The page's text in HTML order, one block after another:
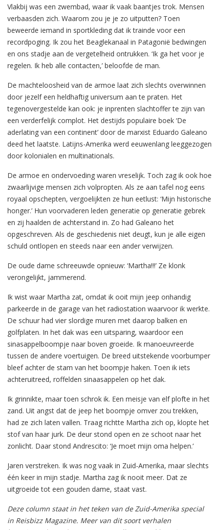
Vlakbij was een zwembad, waar ik vaak baantjes trok. Mensen
verbaasden zich. Waarom zou je je zo uitputten? Toen
beweerde iemand in sportkleding dat ik trainde voor een
recordpoging. Ik zou het Beaglekanaal in Patagonië bedwingen
en ons stadje aan de vergetelheid ontrukken. ‘Ik ga het voor je
regelen. Ik heb alle contacten,’ beloofde de man.
De machteloosheid van de armoe laat zich slechts overwinnen
door jezelf een heldhaftig universum aan te praten. Het
tegenovergestelde kan ook: je inprenten slachtoffer te zijn van
een verderfelijk complot. Het destijds populaire boek ‘De
aderlating van een continent’ door de marxist Eduardo Galeano
deed het laatste. Latijns-Amerika werd eeuwenlang leeggezogen
door kolonialen en multinationals.
De armoe en ondervoeding waren vreselijk. Toch zag ik ook hoe
zwaarlijvige mensen zich volpropten. Als ze aan tafel nog eens
royaal opschepten, vergoelijkten ze hun eetlust: ‘Mijn historische
honger.’ Hun voorvaderen leden generatie op generatie gebrek
en zij haalden de achterstand in. Zo had Galeano het
opgeschreven. Als de geschiedenis niet deugt, kun je alle eigen
schuld ontlopen en steeds naar een ander verwijzen.
De oude dame schreeuwde opnieuw: ‘Martha!!!’ Ze klonk
verongelijkt, jammerend.
Ik wist waar Martha zat, omdat ik ooit mijn jeep onhandig
parkeerde in de garage van het radiostation waarvoor ik werkte.
De schuur had vier slordige muren met daarop balken en
golfplaten. In het dak was een uitsparing, waardoor een
sinasappelboompje naar boven groeide. Ik manoeuvreerde
tussen de andere voertuigen. De breed uitstekende voorbumper
bleef achter de stam van het boompje haken. Toen ik iets
achteruitreed, roffelden sinaasappelen op het dak.
Ik grinnikte, maar toen schrok ik. Een meisje van elf plofte in het
zand. Uit angst dat de jeep het boompje omver zou trekken,
had ze zich laten vallen. Traag richtte Martha zich op, klopte het
stof van haar jurk. De deur stond open en ze schoot naar het
zonlicht. Daar stond Andrescito: ‘Je moet mijn oma helpen.’
Jaren verstreken. Ik was nog vaak in Zuid-Amerika, maar slechts
één keer in mijn stadje. Martha zag ik nooit meer. Dat ze
uitgroeide tot een gouden dame, staat vast.
Deze column staat in het teken van de Zuid-Amerika special
in Reisbizz Magazine. Meer van dit soort verhalen